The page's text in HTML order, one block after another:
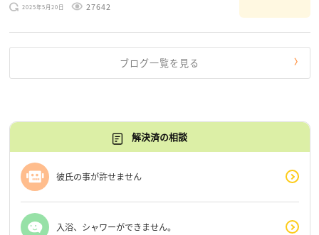
だけじゃないんだな」と、逆に励まされるような日々で
2025年5月20日 27642
ブログ一覧を見る
解決済の相談
彼氏の事が許せません
入浴、シャワーができません。